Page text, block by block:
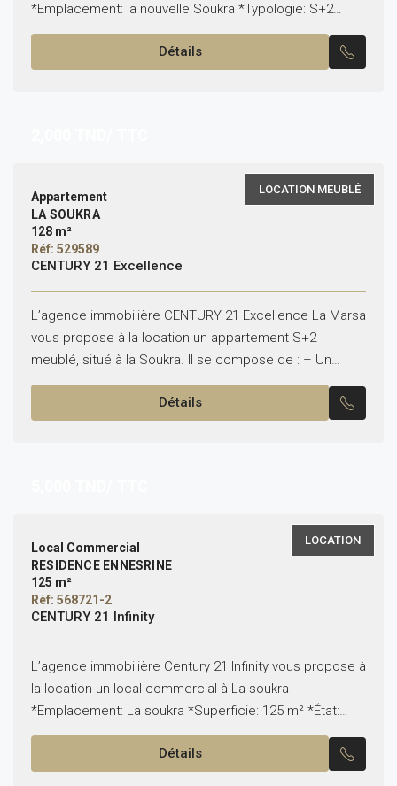
*Emplacement: la nouvelle Soukra *Typologie: S+2
*Superficie: 124 m² *État: vide Il est composé de:...
Détails
LOCATION MEUBLÉ
Appartement
LA SOUKRA
128 m²
Réf: 529589
CENTURY 21 Excellence
L’agence immobilière CENTURY 21 Excellence La Marsa
vous propose à la location un appartement S+2
meublé, situé à la Soukra. Il se compose de : – Un
salon avec terrasse – Une...
Détails
LOCATION
Local Commercial
RESIDENCE ENNESRINE
125 m²
Réf: 568721-2
CENTURY 21 Infinity
L’agence immobilière Century 21 Infinity vous propose à
la location un local commercial à La soukra
*Emplacement: La soukra *Superficie: 125 m² *État:
vide Pour plus d’informations, veuillez contacter notre
Détails